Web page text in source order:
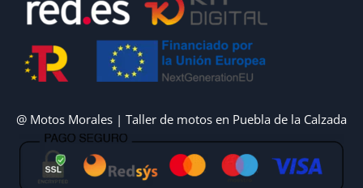
@ Motos Morales | Taller de motos en Puebla de la Calzada